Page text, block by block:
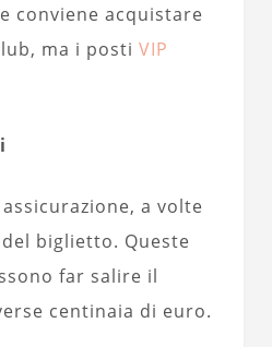
conviene acquistare
ma i posti VIP
a volte
biglietto. Queste
far salire il
centinaia di euro.